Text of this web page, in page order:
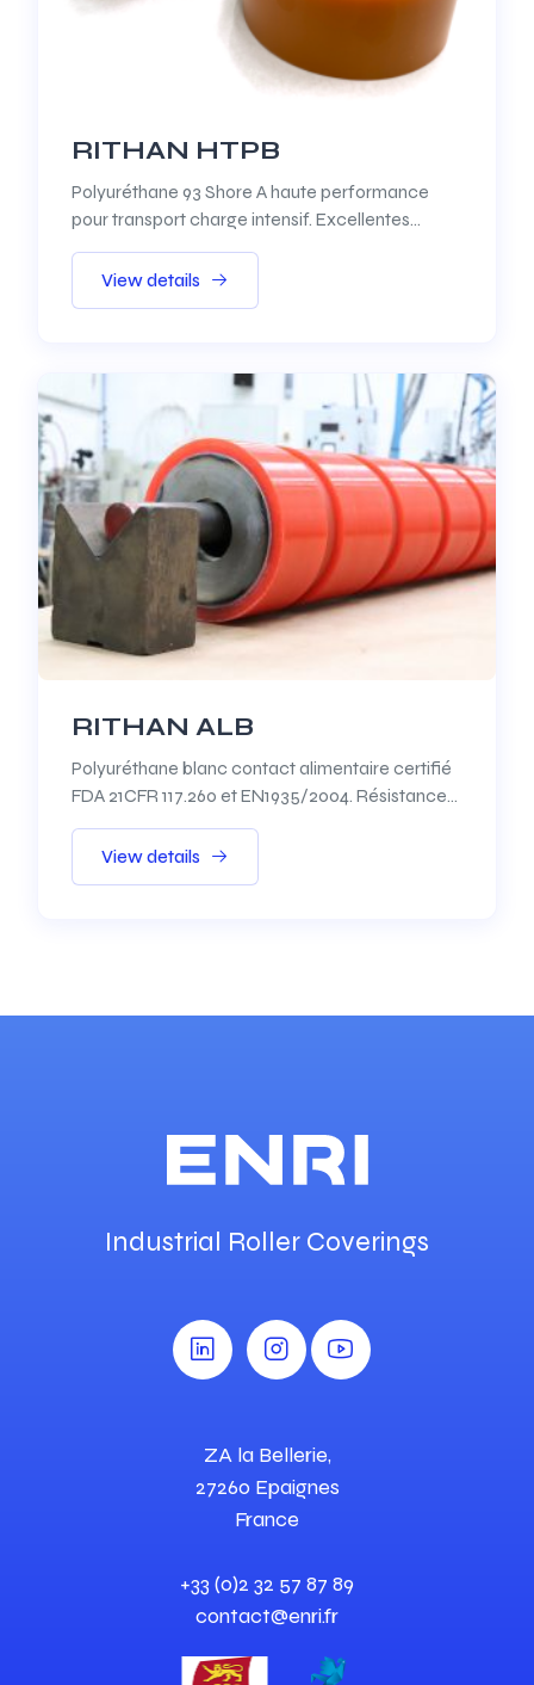
RITHAN HTPB
Polyuréthane 93 Shore A haute performance
pour transport charge intensif. Excellentes
performances vitesses élevées, résistance
120°C, déchirement 110 KN/m.
View details
RITHAN ALB
Polyuréthane blanc contact alimentaire certifié
FDA 21CFR 117.260 et EN1935/2004. Résistance
sec et humide.
View details
Industrial Roller Coverings
ZA la Bellerie,
27260 Epaignes
France
+33 (0)2 32 57 87 89
contact@enri.fr